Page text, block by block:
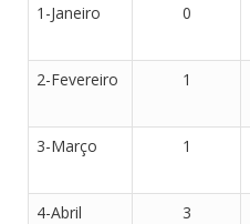
1-Janeiro
0
2-Fevereiro 1
3-Março 1
4-Abril 3